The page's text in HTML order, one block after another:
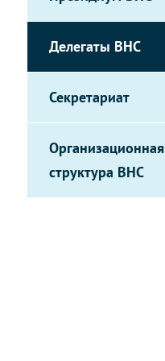
Делегаты ВНС
Секретариат
Организационная
структура ВНС